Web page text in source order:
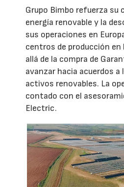
Grupo Bimbo refuerza su
energía renovable y la
sus operaciones en
centros de producción en
allá de la compra de
avanzar hacia acuerdos a
activos renovables. La
contado con el
Electric.